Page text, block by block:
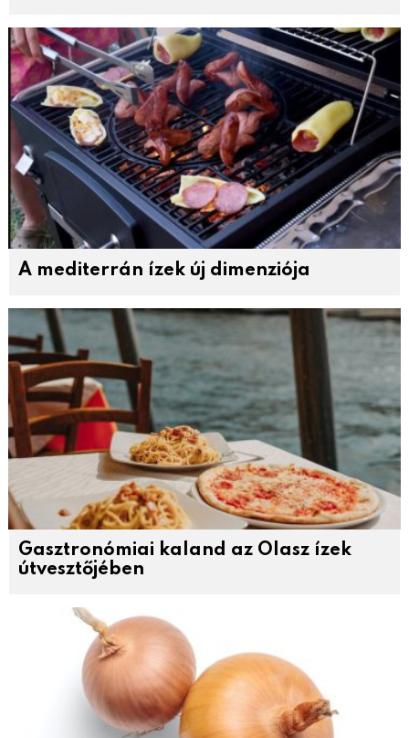
A mediterrán ízek új dimenziója
Gasztronómiai kaland az Olasz ízek
útvesztőjében